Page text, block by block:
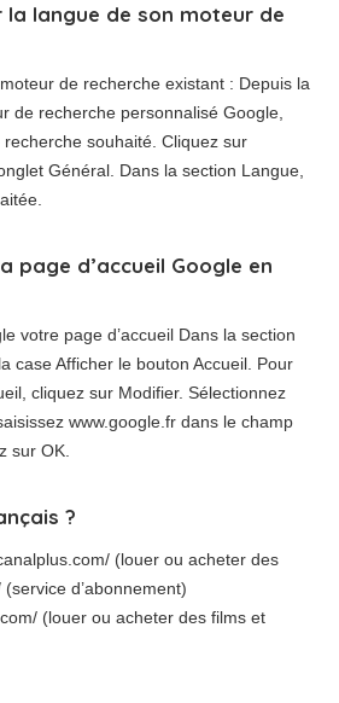
la langue de son moteur de
de recherche existant : Depuis la
de recherche personnalisé Google,
souhaité. Cliquez sur
Général. Dans la section Langue,
page d’accueil Google en
votre page d’accueil Dans la section
case Afficher le bouton Accueil. Pour
cliquez sur Modifier. Sélectionnez
www.google.fr dans le champ
sur OK.
?
(louer ou acheter des
d’abonnement)
(louer ou acheter des films et